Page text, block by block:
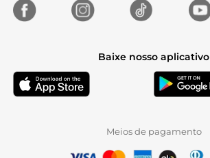
Baixe nosso aplicativo
Meios de pagamento